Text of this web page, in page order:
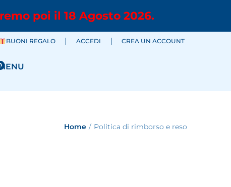
poi il 18 Agosto 2026.
BUONI REGALO ACCEDI CREA UN ACCOUNT
Home / Politica di rimborso e reso